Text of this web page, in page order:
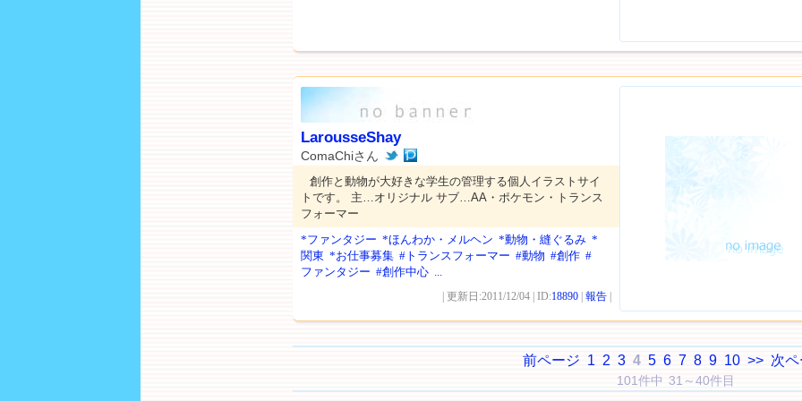
LarousseShay
ComaChiさん
創作と動物が大好きな学生の管理する個人イラストサイ
トです。 主…オリジナル サブ…AA・ポケモン・トランス
フォーマー
*ファンタジー *ほんわか・メルヘン *動物・縫ぐるみ *
関東 *お仕事募集 #トランスフォーマー #動物 #創作 #
ファンタジー #創作中心 ...
| 更新日:2011/12/04 | ID:18890 報告
前ページ 1 2 3 4 5 6 7 8 9 10 >> 次
101件中 31～40件目